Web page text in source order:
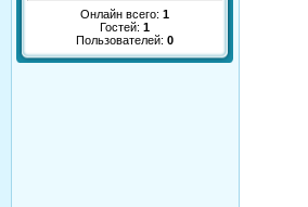
Онлайн всего: 1
Гостей: 1
Пользователей: 0